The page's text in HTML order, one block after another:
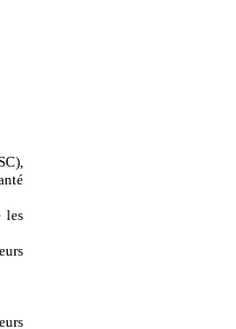
les